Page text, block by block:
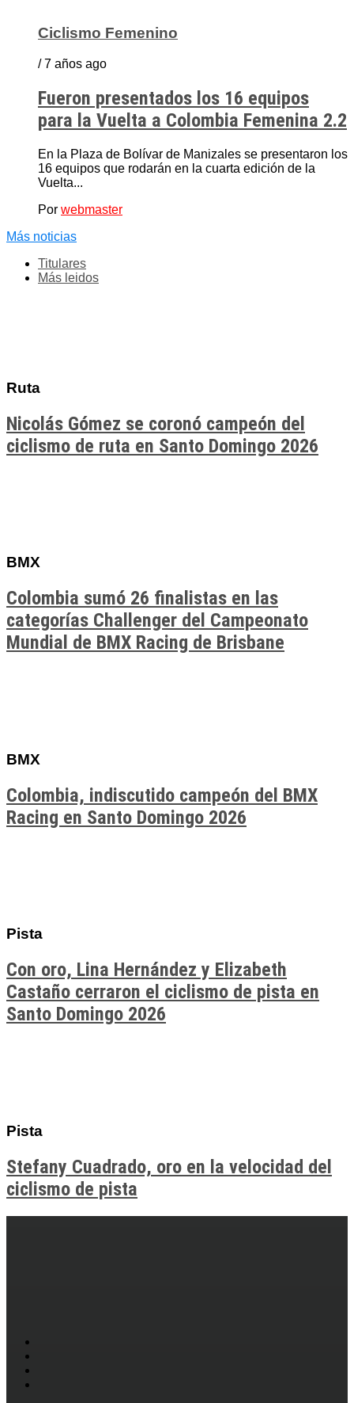
Ciclismo Femenino
/ 7 años ago
Fueron presentados los 16 equipos
para la Vuelta a Colombia Femenina 2.2
En la Plaza de Bolívar de Manizales se presentaron los
16 equipos que rodarán en la cuarta edición de la
Vuelta...
Por webmaster
Más noticias
Titulares
Más leidos
Ruta
Nicolás Gómez se coronó campeón del
ciclismo de ruta en Santo Domingo 2026
BMX
Colombia sumó 26 finalistas en las
categorías Challenger del Campeonato
Mundial de BMX Racing de Brisbane
BMX
Colombia, indiscutido campeón del BMX
Racing en Santo Domingo 2026
Pista
Con oro, Lina Hernández y Elizabeth
Castaño cerraron el ciclismo de pista en
Santo Domingo 2026
Pista
Stefany Cuadrado, oro en la velocidad del
ciclismo de pista